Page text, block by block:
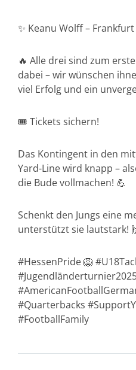
✨ Keanu Wolff –
🔥 Alle drei sind zum
dabei – wir wünschen
viel Erfolg und ein
🎟️ Tickets sichern!
Das Kontingent in den
Yard-Line wird knapp –
die Bude vollmachen! 💪
Schenkt den Jungs eine
unterstützt sie lautstark!
#HessenPride 🦁
#Quarterbacks
#FootballFamily